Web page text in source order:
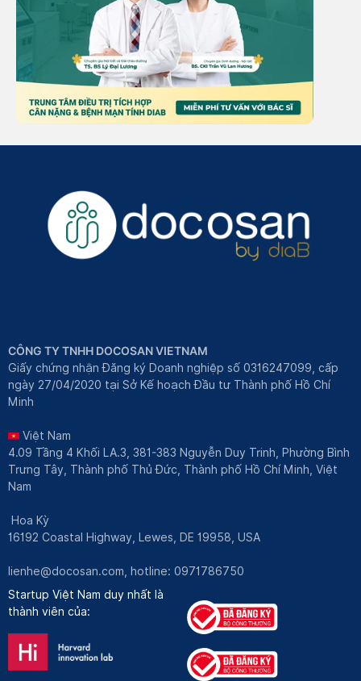
CÔNG TY TNHH DOCOSAN VIETNAM
Giấy chứng nhận Đăng ký Doanh nghiệp số 0316247099, cấp
ngày 27/04/2020 tại Sở Kế hoạch Đầu tư Thành phố Hồ Chí
Minh
Việt Nam
4.09 Tầng 4 Khối LA.3, 381-383 Nguyễn Duy Trinh, Phường Bình
Trưng Tây, Thành phố Thủ Đức, Thành phố Hồ Chí Minh, Việt
Nam
Hoa Kỳ
16192 Coastal Highway, Lewes, DE 19958, USA
lienhe@docosan.com, hotline: 0971786750
Startup Việt Nam duy nhất là
thành viên của: